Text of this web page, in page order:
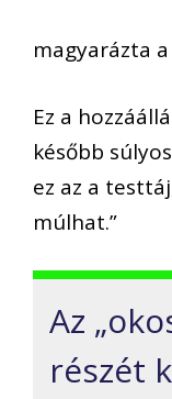
magyarázta
Ez a
később
ez az a
múlhat.”
Az
részét